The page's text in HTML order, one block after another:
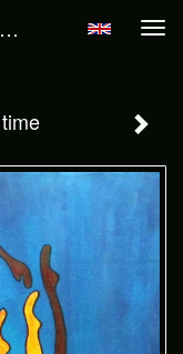
Tineke KvB - The Mealstream Of Time